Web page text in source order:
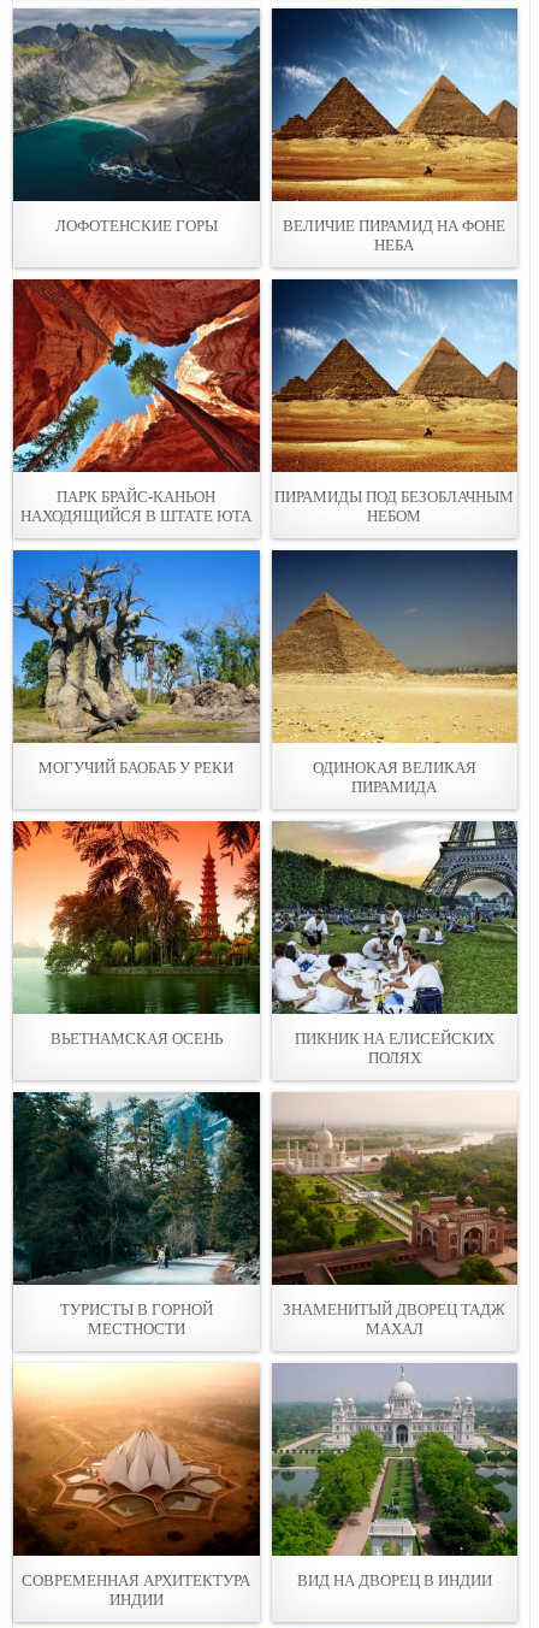
ЛОФОТЕНСКИЕ ГОРЫ
ВЕЛИЧИЕ ПИРАМИД НА ФОНЕ
НЕБА
ПАРК БРАЙС-КАНЬОН
НАХОДЯЩИЙСЯ В ШТАТЕ ЮТА
ПИРАМИДЫ ПОД БЕЗОБЛАЧНЫМ
НЕБОМ
МОГУЧИЙ БАОБАБ У РЕКИ
ОДИНОКАЯ ВЕЛИКАЯ
ПИРАМИДА
ВЬЕТНАМСКАЯ ОСЕНЬ
ПИКНИК НА ЕЛИСЕЙСКИХ
ПОЛЯХ
ТУРИСТЫ В ГОРНОЙ
МЕСТНОСТИ
ЗНАМЕНИТЫЙ ДВОРЕЦ ТАДЖ
МАХАЛ
СОВРЕМЕННАЯ АРХИТЕКТУРА
ИНДИИ
ВИД НА ДВОРЕЦ В ИНДИИ